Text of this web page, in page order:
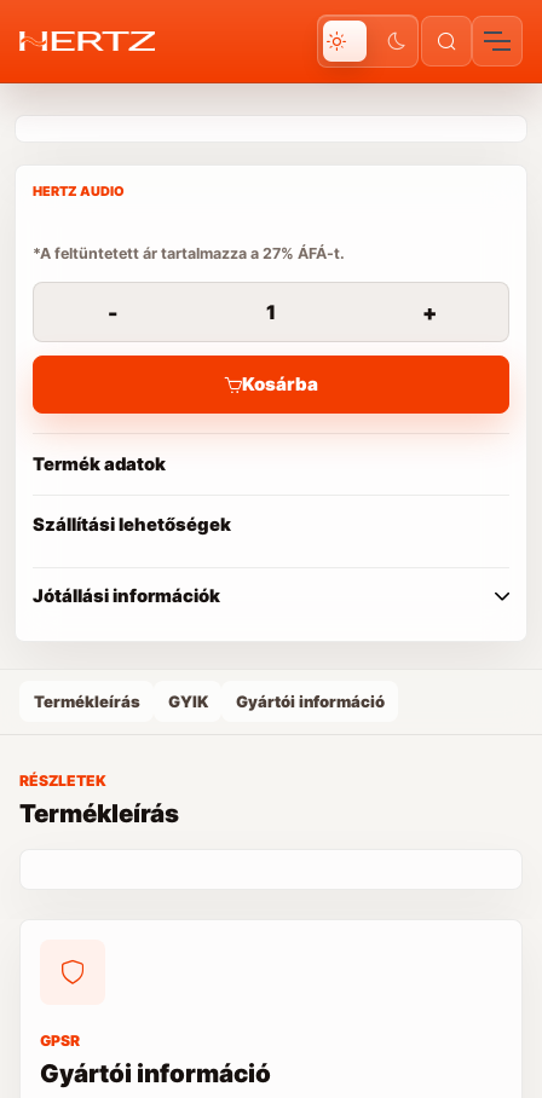
HERTZ AUDIO
*A feltüntetett ár tartalmazza a 27% ÁFÁ-t.
- +
Kosárba
Termék adatok
Szállítási lehetőségek
Jótállási információk
Termékleírás GYIK Gyártói információ
RÉSZLETEK
Termékleírás
GPSR
Gyártói információ